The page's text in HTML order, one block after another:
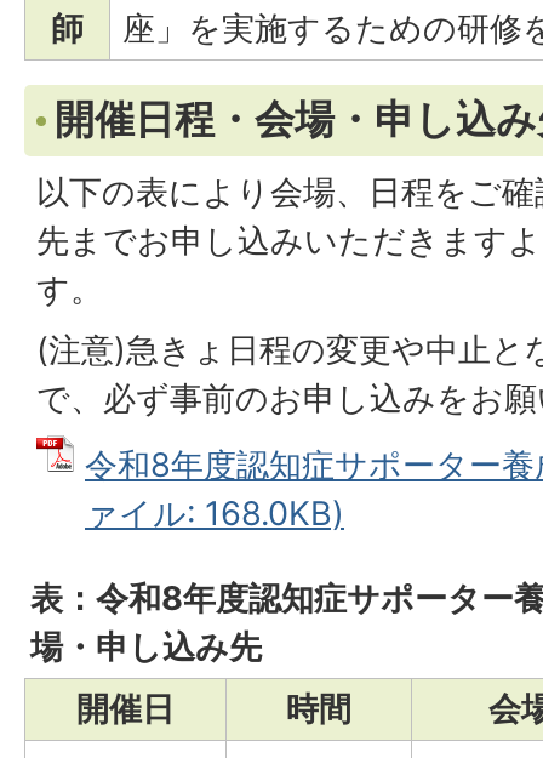
師 座」を実施するための研修
開催日程・会場・申し込
以下の表により会場、日程をご
先までお申し込みいただきます
す。
(注意)急きょ日程の変更や中止
で、必ず事前のお申し込みをお
令和8年度認知症サポーター
ァイル: 168.0KB)
表：令和8年度認知症サポーター
場・申し込み先
開催日
時間 会